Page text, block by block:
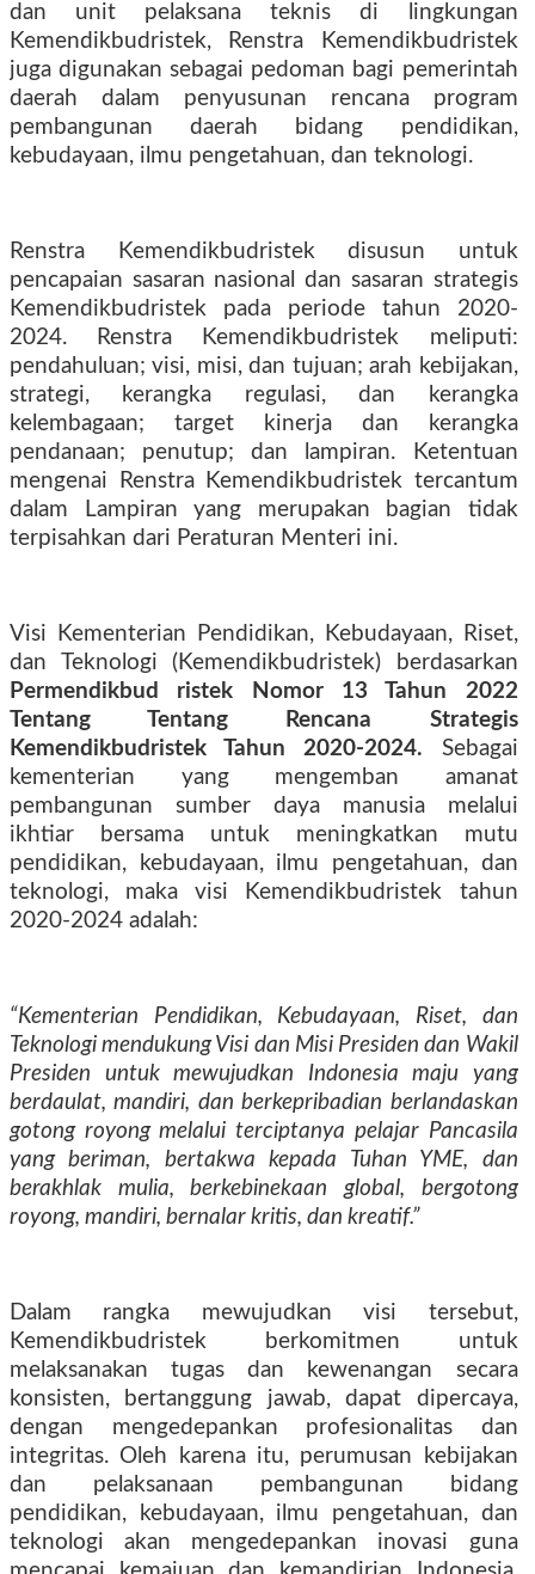
dan unit pelaksana teknis di lingkungan
Kemendikbudristek, Renstra Kemendikbudristek
juga digunakan sebagai pedoman bagi pemerintah
daerah dalam penyusunan rencana program
pembangunan daerah bidang pendidikan,
kebudayaan, ilmu pengetahuan, dan teknologi.
Renstra Kemendikbudristek disusun untuk
pencapaian sasaran nasional dan sasaran strategis
Kemendikbudristek pada periode tahun 2020-
2024. Renstra Kemendikbudristek meliputi:
pendahuluan; visi, misi, dan tujuan; arah kebijakan,
strategi, kerangka regulasi, dan kerangka
kelembagaan; target kinerja dan kerangka
pendanaan; penutup; dan lampiran. Ketentuan
mengenai Renstra Kemendikbudristek tercantum
dalam Lampiran yang merupakan bagian tidak
terpisahkan dari Peraturan Menteri ini.
Visi Kementerian Pendidikan, Kebudayaan, Riset,
dan Teknologi (Kemendikbudristek) berdasarkan
Permendikbud ristek Nomor 13 Tahun 2022
Tentang Tentang Rencana Strategis
Kemendikbudristek Tahun 2020-2024. Sebagai
kementerian yang mengemban amanat
pembangunan sumber daya manusia melalui
ikhtiar bersama untuk meningkatkan mutu
pendidikan, kebudayaan, ilmu pengetahuan, dan
teknologi, maka visi Kemendikbudristek tahun
2020-2024 adalah:
“Kementerian Pendidikan, Kebudayaan, Riset, dan
Teknologi mendukung Visi dan Misi Presiden dan Wakil
Presiden untuk mewujudkan Indonesia maju yang
berdaulat, mandiri, dan berkepribadian berlandaskan
gotong royong melalui terciptanya pelajar Pancasila
yang beriman, bertakwa kepada Tuhan YME, dan
berakhlak mulia, berkebinekaan global, bergotong
royong, mandiri, bernalar kritis, dan kreatif.”
Dalam rangka mewujudkan visi tersebut,
Kemendikbudristek berkomitmen untuk
melaksanakan tugas dan kewenangan secara
konsisten, bertanggung jawab, dapat dipercaya,
dengan mengedepankan profesionalitas dan
integritas. Oleh karena itu, perumusan kebijakan
dan pelaksanaan pembangunan bidang
pendidikan, kebudayaan, ilmu pengetahuan, dan
teknologi akan mengedepankan inovasi guna